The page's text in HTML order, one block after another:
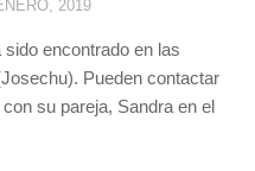
2019
encontrado en las
Pueden contactar
con su pareja, Sandra en el